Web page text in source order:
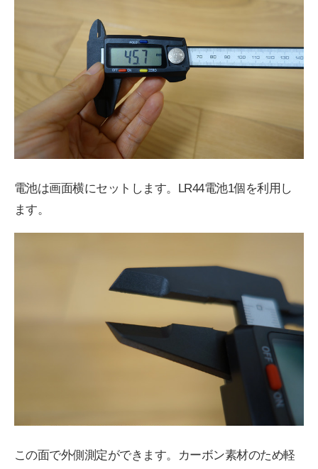
電池は画面横にセットします。LR44電池1個を利用し
ます。
この面で外側測定ができます。カーボン素材のため軽